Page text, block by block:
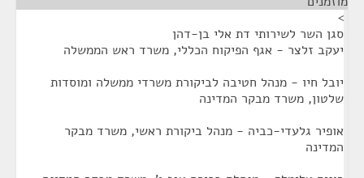
>
סגן השר לשירותי דת אלי בן-דהן
יעקב זלצר - אגף הפיקוח הכללי, משרד ראש הממשלה
יובל חיו - מנהל חטיבה לביקורת משרדי ממשלה ומוסדות
שלטון, משרד מבקר המדינה
אופיר גלעדי-כביה - מנהל ביקורת ראשי, משרד מבקר
המדינה